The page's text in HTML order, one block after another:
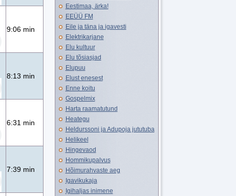
9:06 min
8:13 min
6:31 min
7:39 min
Eestimaa, ärka!
EEÜÜ FM
Eile ja täna ja igavesti
Elektrikarjane
Elu kultuur
Elu tõsiasjad
Elupuu
Elust enesest
Enne koitu
Gospelmix
Harta raamatutund
Heategu
Heldurssoni ja Adupoja jututuba
Helikeel
Hingevaod
Hommikupalvus
Hõimurahvaste aeg
Igavikukaja
Igihaljas inimene